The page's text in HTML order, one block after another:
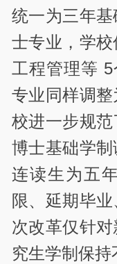
统一为三年
士专业，学校
工程管理等
专业同样调
校进一步规
博士基础学
连读生为五
限、延期毕
次改革仅针
究生学制保持